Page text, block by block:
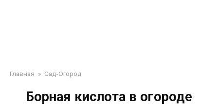
Главная » Сад-Огород
Борная кислота в огороде